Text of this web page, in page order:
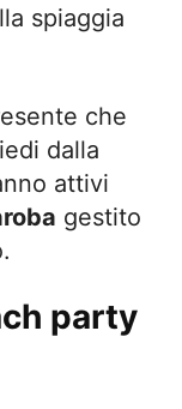
spiaggia
che
dalla
attivi
gestito
party